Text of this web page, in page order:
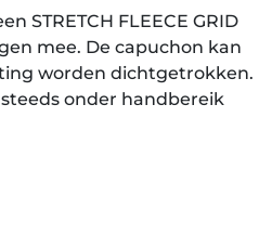
STRETCH FLEECE GRID
mee. De capuchon kan
worden dichtgetrokken.
onder handbereik